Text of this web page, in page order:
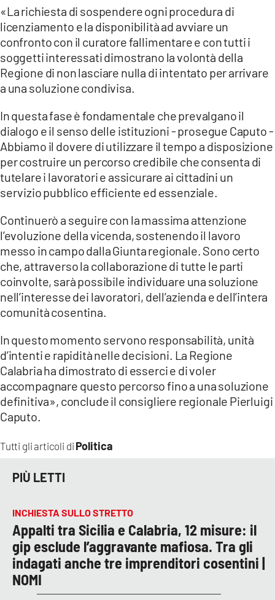
App
ANDROID
APPLE
Tutti gli articoli di Politica
«La richiesta di sospendere ogni procedura di
licenziamento e la disponibilità ad avviare un
confronto con il curatore fallimentare e con tutti i
soggetti interessati dimostrano la volontà della
Regione di non lasciare nulla di intentato per arrivare
a una soluzione condivisa.
In questa fase è fondamentale che prevalgano il
dialogo e il senso delle istituzioni - prosegue Caputo -
Abbiamo il dovere di utilizzare il tempo a disposizione
per costruire un percorso credibile che consenta di
tutelare i lavoratori e assicurare ai cittadini un
servizio pubblico efficiente ed essenziale.
Continuerò a seguire con la massima attenzione
l’evoluzione della vicenda, sostenendo il lavoro
messo in campo dalla Giunta regionale. Sono certo
che, attraverso la collaborazione di tutte le parti
coinvolte, sarà possibile individuare una soluzione
nell’interesse dei lavoratori, dell’azienda e dell’intera
comunità cosentina.
In questo momento servono responsabilità, unità
d’intenti e rapidità nelle decisioni. La Regione
Calabria ha dimostrato di esserci e di voler
accompagnare questo percorso fino a una soluzione
definitiva», conclude il consigliere regionale Pierluigi
Caputo.
PIÙ LETTI
INCHIESTA SULLO STRETTO
Appalti tra Sicilia e Calabria, 12 misure: il
gip esclude l’aggravante mafiosa. Tra gli
indagati anche tre imprenditori cosentini |
NOMI